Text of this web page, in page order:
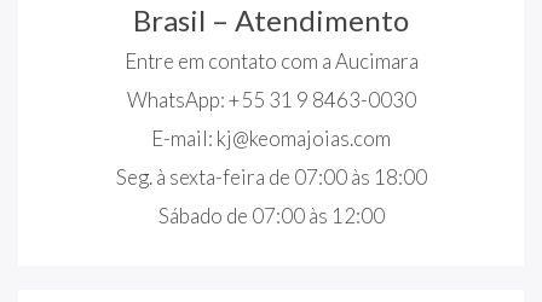
Brasil – Atendimento
Entre em contato com a Aucimara
WhatsApp: +55 31 9 8463-0030
E-mail: kj@keomajoias.com
Seg. à sexta-feira de 07:00 às 18:00
Sábado de 07:00 às 12:00